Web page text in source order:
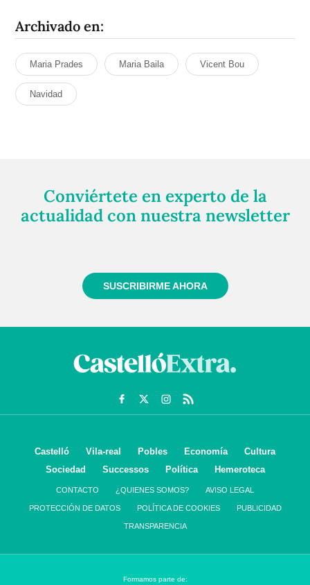
Archivado en:
Maria Prades Maria Baila Vicent Bou
Navidad
Conviértete en experto de la
actualidad con nuestra newsletter
SUSCRIBIRME AHORA
Castelló Vila-real Pobles Economía
Cultura
Sociedad
Successos Política Hemeroteca
CONTACTO ¿QUIENES SOMOS? AVISO LEGAL
PROTECCIÓN DE DATOS POLÍTICA DE COOKIES PUBLICIDAD
TRANSPARENCIA
Formamos parte de: